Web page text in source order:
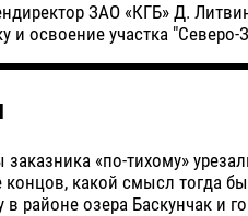
ЗАО «КГБ» Д.
и освоение участка
«по-тихому»
какой смысл тогда
районе озера Баскунчак и